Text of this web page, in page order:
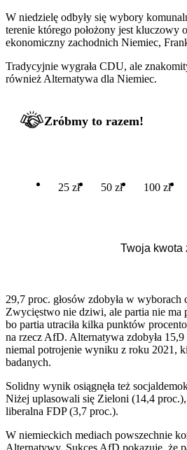
W niedzielę odbyły się wybory
terenie którego położony jest kluczowy
ekonomiczny zachodnich Niemiec,
Tradycyjnie wygrała CDU, ale
również Alternatywa dla Niemiec.
Zróbmy to razem!
25 zł 50 zł 100 zł
29,7 proc. głosów zdobyła w wyborach
Zwycięstwo nie dziwi, ale partia nie ma
bo partia utraciła kilka punktów
na rzecz AfD. Alternatywa zdobyła 15,9
niemal potrojenie wyniku z roku 2021,
badanych.
Solidny wynik osiągnęła też
Niżej uplasowali się Zieloni (14,4
liberalna FDP (3,7 proc.).
W niemieckich mediach powszechnie
Alternatywy. Sukces AfD pokazuje, że